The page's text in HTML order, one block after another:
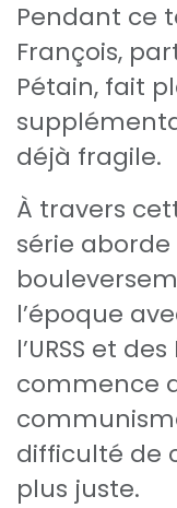
Pendant ce
François,
Pétain, fait
déjà fragile.
À travers
série
l’époque
l’URSS et
commence
difficulté de
plus juste.